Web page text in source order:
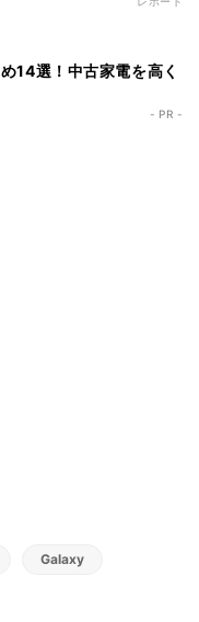
14選！中古家電を高く
- PR -
Galaxy